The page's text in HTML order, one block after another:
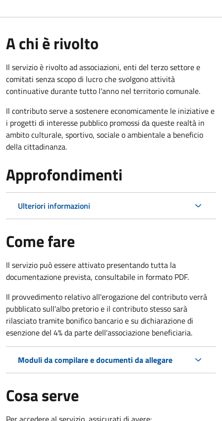
A chi è rivolto
Il servizio è rivolto ad associazioni, enti del terzo settore e
comitati senza scopo di lucro che svolgono attività
continuative durante tutto l'anno nel territorio comunale.
Il contributo serve a sostenere economicamente le iniziative e
i progetti di interesse pubblico promossi da queste realtà in
ambito culturale, sportivo, sociale o ambientale a beneficio
della cittadinanza.
Approfondimenti
Ulteriori informazioni
Come fare
Il servizio può essere attivato presentando tutta la
documentazione prevista, consultabile in formato PDF.
Il provvedimento relativo all'erogazione del contributo verrà
pubblicato sull'albo pretorio e il contributo stesso sarà
rilasciato tramite bonifico bancario e su dichiarazione di
esenzione del 4% da parte dell'associazione beneficiaria.
Moduli da compilare e documenti da allegare
Cosa serve